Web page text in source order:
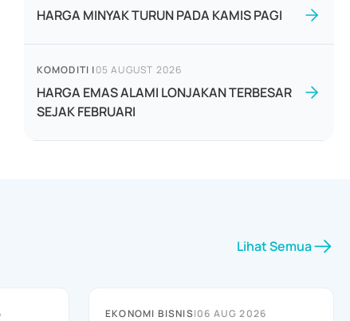
HARGA MINYAK TURUN PADA KAMIS PAGI
KOMODITI |05 AUGUST 2026
HARGA EMAS ALAMI LONJAKAN TERBESAR
SEJAK FEBRUARI
Lihat Semua
EKONOMI BISNIS|06 AUG 2026